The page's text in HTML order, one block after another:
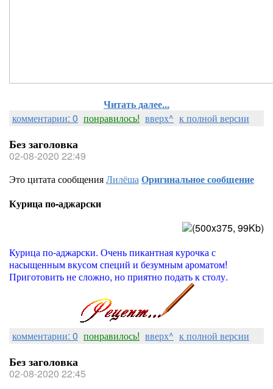
Читать далее...
комментарии: 0 понравилось! вверх^ к полной версии
Без заголовка
02-08-2020 22:49
Это цитата сообщенияЛилёшаОригинальное сообщение
Курица по-аджарски
Курица по-аджарски. Очень пикантная курочка с
насыщенным вкусом специй и безумным ароматом!
Приготовить не сложно, но приятно подать к столу.
комментарии: 0 понравилось! вверх^ к полной версии
Без заголовка
02-08-2020 22:45